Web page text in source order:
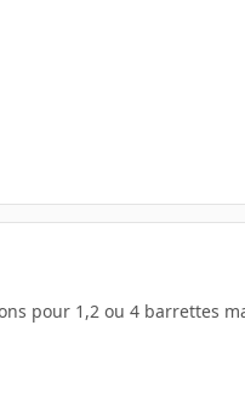
pour 1,2 ou 4 barrettes